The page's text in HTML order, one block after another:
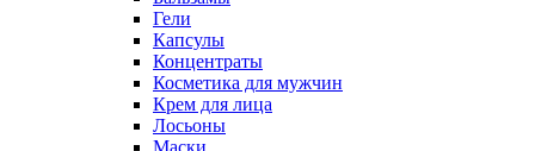
Гели
Капсулы
Концентраты
Косметика для мужчин
Крем для лица
Лосьоны
Маски